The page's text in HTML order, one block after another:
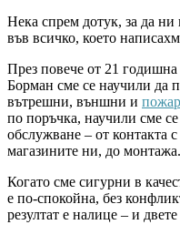
Нека спрем дотук, за да ни
във всичко, което
През повече от 21
Борман сме се научили да
вътрешни, външни и
по поръчка, научили сме
обслужване – от контакта
магазините ни, до монтажа.
Когато сме сигурни в
е по-спокойна, без
резултат е налице – и